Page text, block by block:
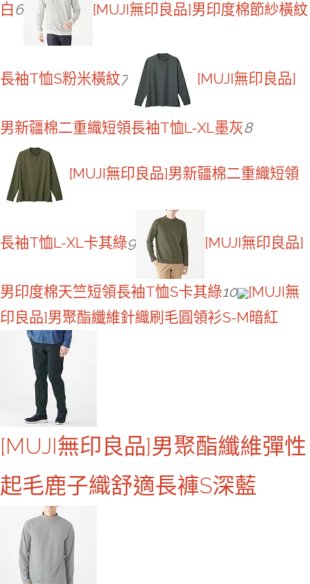
白 6 [MUJI無印良品]男印度棉節紗橫紋
長袖T恤S粉米橫紋7 [MUJI無印良品]
男新疆棉二重織短領長袖T恤L-XL墨灰8
[MUJI無印良品]男新疆棉二重織短領
長袖T恤L-XL卡其綠9 [MUJI無印良品]
男印度棉天竺短領長袖T恤S卡其綠10
[MUJI無
印良品]男聚酯纖維針織刷毛圓領衫S-M暗紅
[MUJI無印良品]男聚酯纖維彈性
起毛鹿子織舒適長褲S深藍